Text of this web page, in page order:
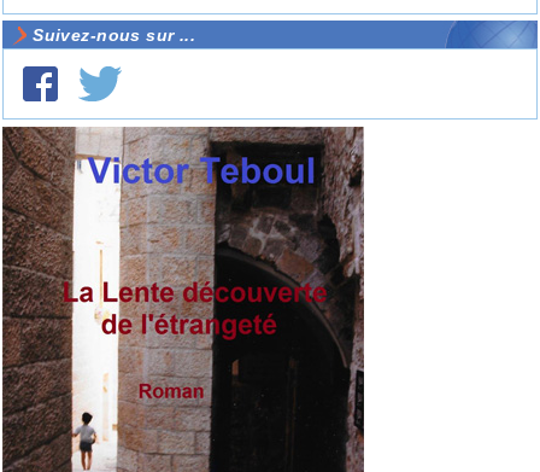
Suivez-nous sur ...